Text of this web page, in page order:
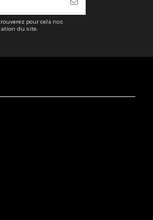
pour cela nos
du site.